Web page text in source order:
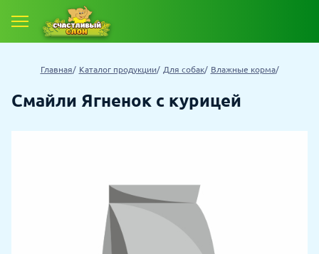
Главная Каталог продукции Для собак Влажные корма
Смайли Ягненок с курицей